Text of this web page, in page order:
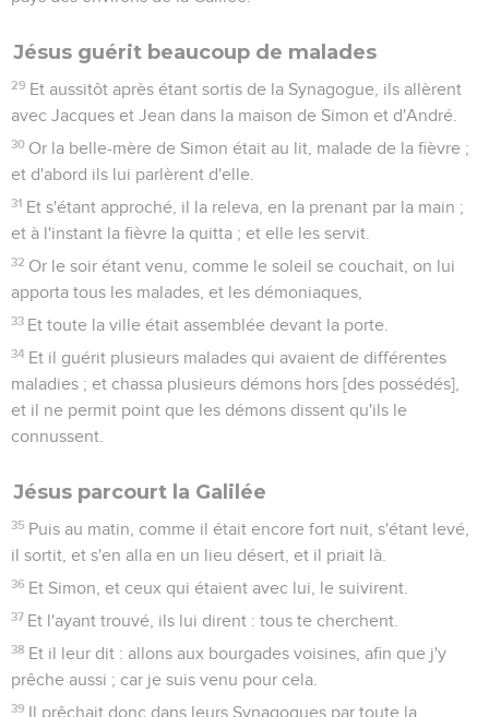
Jésus guérit beaucoup de malades
29 Et aussitôt après étant sortis de la Synagogue, ils allèrent
avec Jacques et Jean dans la maison de Simon et d'André.
30 Or la belle-mère de Simon était au lit, malade de la fièvre ;
et d'abord ils lui parlèrent d'elle.
31 Et s'étant approché, il la releva, en la prenant par la main ;
et à l'instant la fièvre la quitta ; et elle les servit.
32 Or le soir étant venu, comme le soleil se couchait, on lui
apporta tous les malades, et les démoniaques,
33 Et toute la ville était assemblée devant la porte.
34 Et il guérit plusieurs malades qui avaient de différentes
maladies ; et chassa plusieurs démons hors [des possédés],
et il ne permit point que les démons dissent qu'ils le
connussent.
Jésus parcourt la Galilée
35 Puis au matin, comme il était encore fort nuit, s'étant levé,
il sortit, et s'en alla en un lieu désert, et il priait là.
36 Et Simon, et ceux qui étaient avec lui, le suivirent.
37 Et l'ayant trouvé, ils lui dirent : tous te cherchent.
38 Et il leur dit : allons aux bourgades voisines, afin que j'y
prêche aussi ; car je suis venu pour cela.
39 Il prêchait donc dans leurs Synagogues par toute la